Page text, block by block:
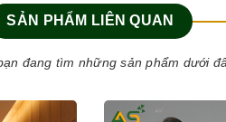
SẢN PHẨM LIÊN QUAN
đang tìm những sản phẩm dưới